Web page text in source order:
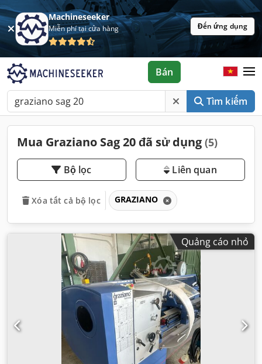
Machineseeker
Miễn phí tại cửa hàng Đến ứng dụng
Tìm kiếm
Bán
Mua Graziano Sag 20 đã sử dụng (5)
Bộ lọc Liên quan
Xóa tất cả bộ lọc GRAZIANO
Quảng cáo nhỏ